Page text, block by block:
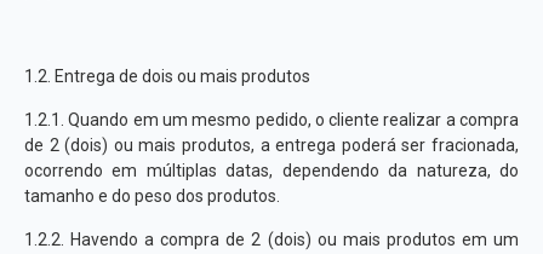
1.2. Entrega de dois ou mais produtos
1.2.1. Quando em um mesmo pedido, o cliente realizar a compra
de 2 (dois) ou mais produtos, a entrega poderá ser fracionada,
ocorrendo em múltiplas datas, dependendo da natureza, do
tamanho e do peso dos produtos.
1.2.2. Havendo a compra de 2 (dois) ou mais produtos em um